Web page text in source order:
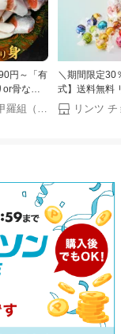
円～「有
or骨な
り抜群
1kg お試
越前かに職人甲羅組（DENSHOKU）
＼期間限定30
式】送料無料
ョコレート ベ
ート リンドー
産 結婚祝い